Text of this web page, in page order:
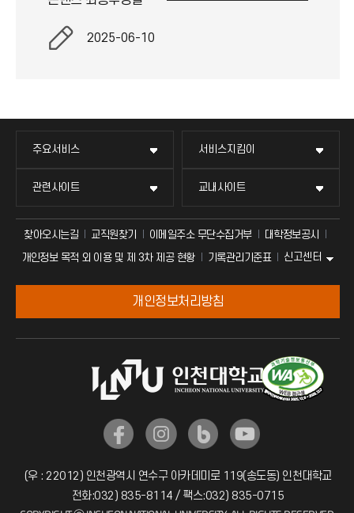
2025-06-10
주요서비스 서비스지킴이
관련사이트 교내사이트
찾아오시는길 교직원찾기 이메일주소 무단수집거부
대학정보공시
개인정보 목적 외 이용 및 제 3차 제공 현황
기록관리기준표 신고센터
개인정보처리방침
(우 : 22012) 인천광역시 연수구 아카데미로 119(송도동) 인천대학교
전화:032) 835-8114 / 팩스:032) 835-0715